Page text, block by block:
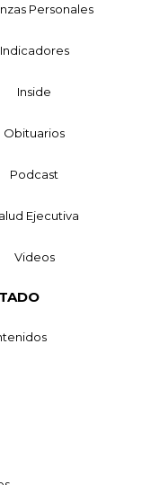
Personales
Indicadores
Inside
Obituarios
Podcast
Ejecutiva
Videos